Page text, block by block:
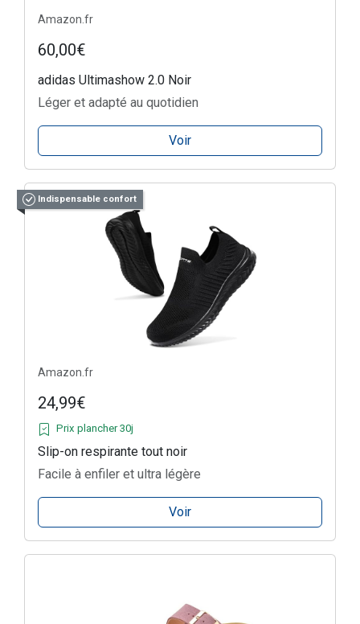
Amazon.fr
60,00€
adidas Ultimashow 2.0 Noir
Léger et adapté au quotidien
Voir
Indispensable confort
Amazon.fr
24,99€
Prix plancher 30j
Slip-on respirante tout noir
Facile à enfiler et ultra légère
Voir